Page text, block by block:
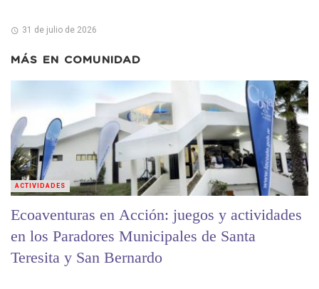
31 de julio de 2026
MÁS EN COMUNIDAD
Ecoaventuras en Acción: juegos y actividades
en los Paradores Municipales de Santa
Teresita y San Bernardo
ACTIVIDADES